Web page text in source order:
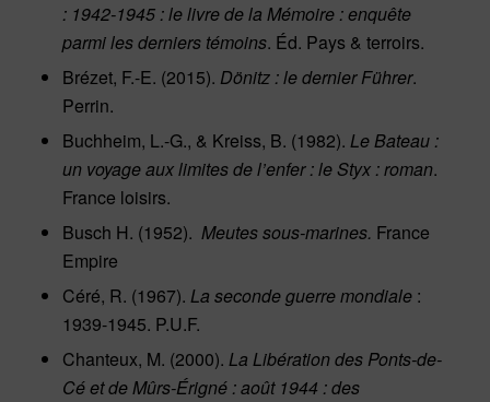
: 1942-1945 : le livre de la Mémoire : enquête
parmi les derniers témoins. Éd. Pays & terroirs.
Brézet, F.-E. (2015). Dönitz : le dernier Führer.
Perrin.
Buchheim, L.-G., & Kreiss, B. (1982). Le Bateau :
un voyage aux limites de l’enfer : le Styx : roman.
France loisirs.
Busch H. (1952). Meutes sous-marines. France
Empire
Céré, R. (1967). La seconde guerre mondiale:
1939-1945. P.U.F.
Chanteux, M. (2000). La Libération des Ponts-de-
Cé et de Mûrs-Érigné : août 1944 : des